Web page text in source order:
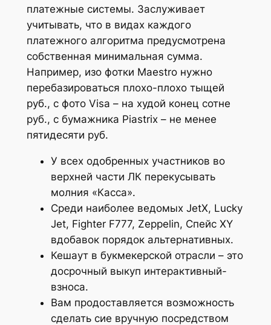
платежные системы. Заслуживает
учитывать, что в видах каждого
платежного алгоритма предусмотрена
собственная минимальная сумма.
Например, изо фотки Maestro нужно
перебазироваться плохо-плохо тыщей
руб., с фото Visa – на худой конец сотне
руб., с бумажника Piastrix – не менее
пятидесяти руб.
У всех одобренных участников во
верхней части ЛК перекусывать
молния «Касса».
Среди наиболее ведомых JetX, Lucky
Jet, Fighter F777, Zeppelin, Спейс XY
вдобавок порядок альтернативных.
Кешаут в букмекерской отрасли – это
досрочный выкуп интерактивный-
взноса.
Вам продоставляется возможность
сделать сие вручную посредством